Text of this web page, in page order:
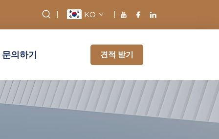
KO
문의하기 견적 받기